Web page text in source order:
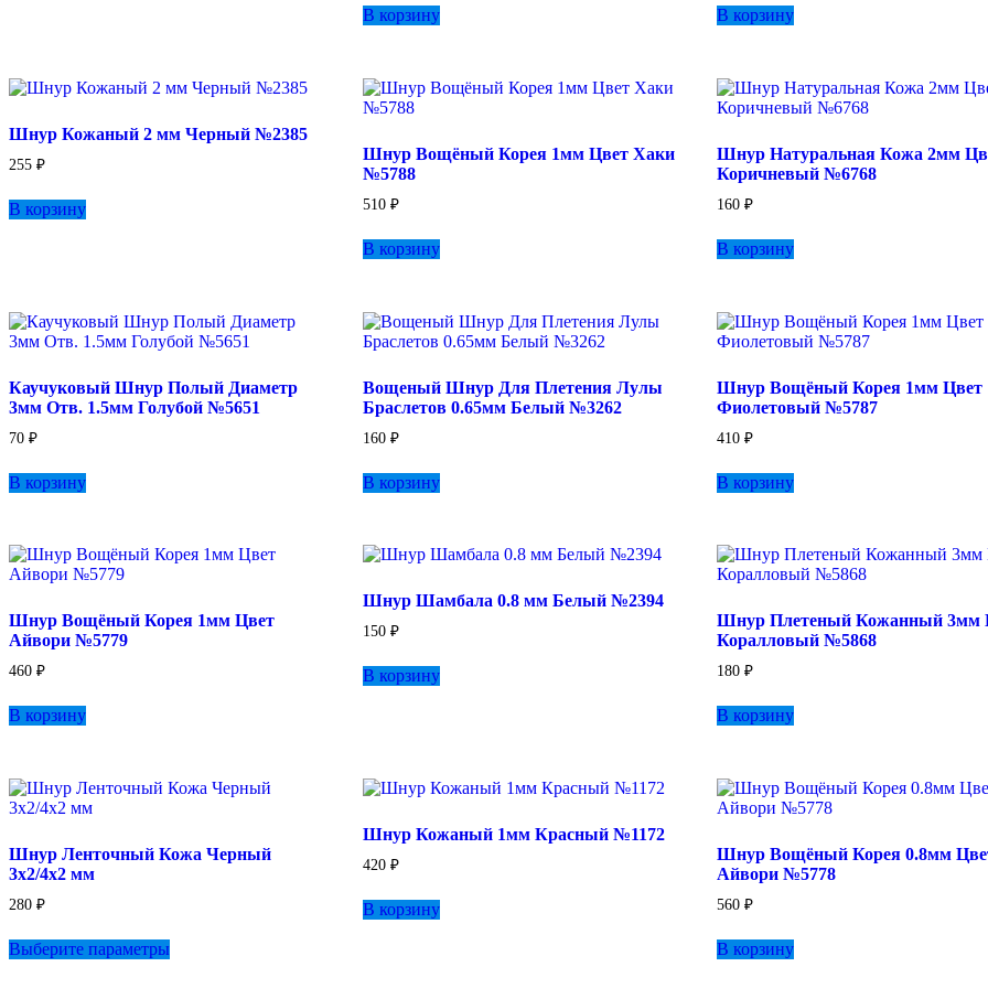
В корзину В корзину
Шнур Кожаный 2 мм Черный №2385
255 ₽
В корзину
Шнур Вощёный Корея 1мм Цвет Хаки
№5788
510₽
В корзину
Шнур Натуральная Кожа 2мм
Коричневый №6768
160₽
В корзину
Каучуковый Шнур Полый Диаметр
3мм Отв. 1.5мм Голубой №5651
70 ₽
В корзину
Вощеный Шнур Для Плетения Лулы
Браслетов 0.65мм Белый №3262
160₽
В корзину
Шнур Вощёный Корея 1мм Цвет
Фиолетовый №5787
410₽
В корзину
Шнур Вощёный Корея 1мм Цвет
Айвори №5779
460 ₽
В корзину
Шнур Шамбала 0.8 мм Белый №2394
150₽
В корзину
Шнур Плетеный Кожанный 3мм
Коралловый №5868
180₽
В корзину
Шнур Ленточный Кожа Черный
3х2/4х2 мм
280 ₽
Выберите параметры
Шнур Кожаный 1мм Красный №1172
420₽
В корзину
Шнур Вощёный Корея 0.8мм
Айвори №5778
560₽
В корзину